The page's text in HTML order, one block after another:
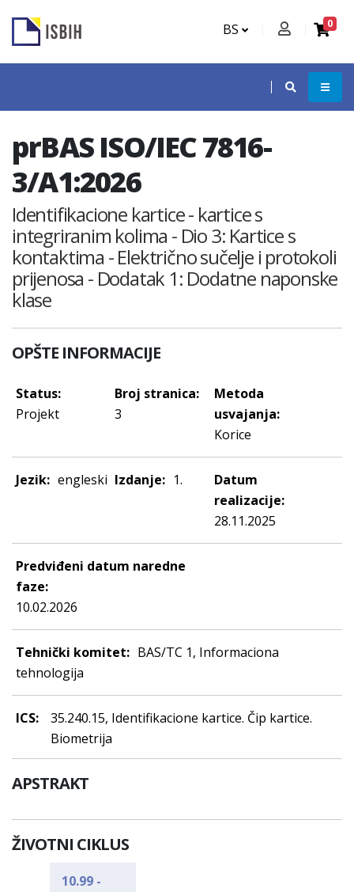
BS 0
prBAS ISO/IEC 7816-
3/A1:2026
Identifikacione kartice - kartice s
integriranim kolima - Dio 3: Kartice s
kontaktima - Električno sučelje i protokoli
prijenosa - Dodatak 1: Dodatne naponske
klase
OPŠTE INFORMACIJE
Status:
Projekt
Broj stranica:
3
Metoda
usvajanja:
Korice
Jezik: engleski Izdanje: 1.
Datum
realizacije:
28.11.2025
Predviđeni datum naredne
faze:
10.02.2026
Tehnički komitet: BAS/TC 1, Informaciona
tehnologija
ICS:
35.240.15, Identifikacione kartice. Čip kartice.
Biometrija
APSTRAKT
ŽIVOTNI CIKLUS
10.99 -